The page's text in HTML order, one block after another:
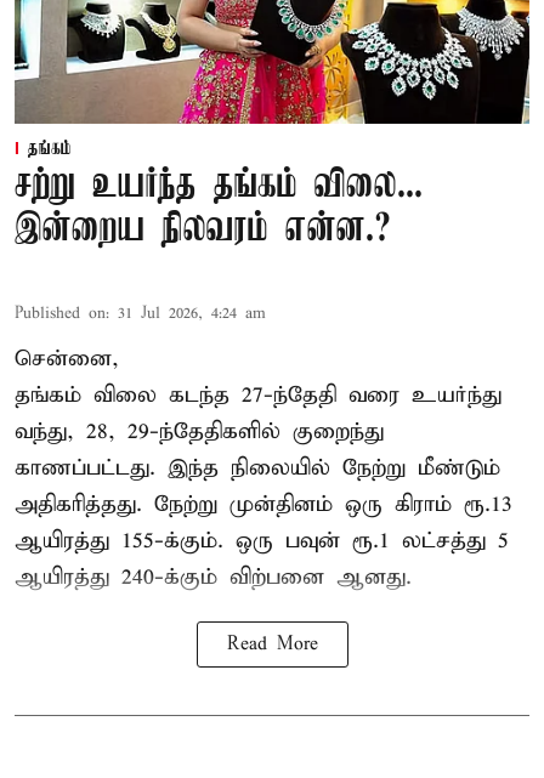
தங்கம்
சற்று உயர்ந்த தங்கம் விலை...
இன்றைய நிலவரம் என்ன.?
Published on: 31 Jul 2026, 4:24 am
சென்னை,
தங்கம் விலை கடந்த 27-ந்தேதி வரை உயர்ந்து
வந்து, 28, 29-ந்தேதிகளில் குறைந்து
காணப்பட்டது. இந்த நிலையில் நேற்று மீண்டும்
அதிகரித்தது. நேற்று முன்தினம் ஒரு கிராம் ரூ.13
ஆயிரத்து 155-க்கும். ஒரு பவுன் ரூ.1 லட்சத்து 5
ஆயிரத்து 240-க்கும் விற்பனை ஆனது.
Read More